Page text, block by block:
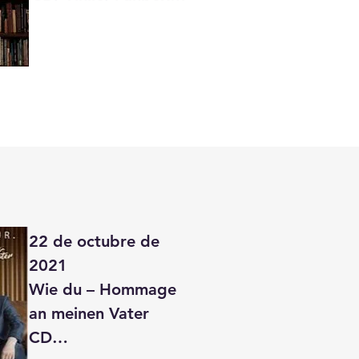
refleja su amplitud
musical y demuestra
su sensibilidad por
melodías que
conectan
22 de octubre de
2021
Wie du – Hommage
an meinen Vater
CD